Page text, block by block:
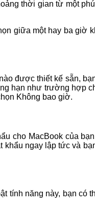
thời gian từ một
giữa một hay ba giờ
được thiết kế sẵn,
hạn như trường hợp
Không bao giờ.
cho MacBook của
ngay lập tức và
tính năng này, bạn có